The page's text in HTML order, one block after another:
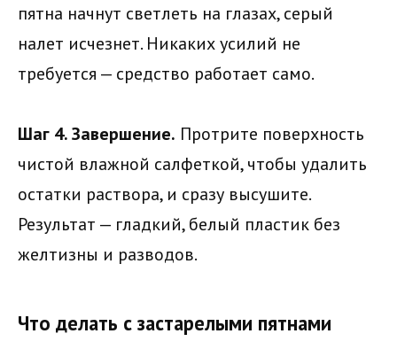
пятна начнут светлеть на глазах, серый
налет исчезнет. Никаких усилий не
требуется — средство работает само.
Шаг 4. Завершение. Протрите поверхность
чистой влажной салфеткой, чтобы удалить
остатки раствора, и сразу высушите.
Результат — гладкий, белый пластик без
желтизны и разводов.
Что делать с застарелыми пятнами